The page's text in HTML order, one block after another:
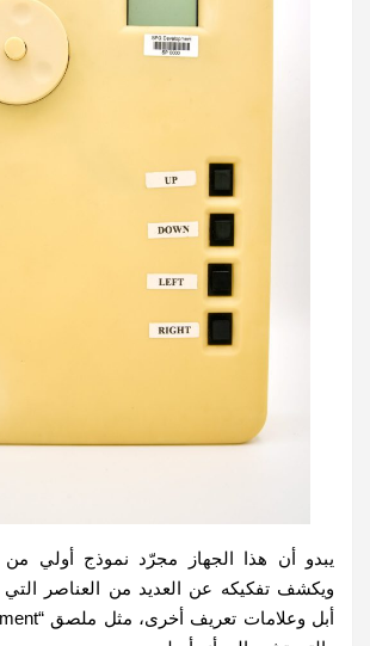
يبدو أن هذا الجهاز مجرّد نموذج أولي من
ويكشف تفكيكه عن العديد من العناصر